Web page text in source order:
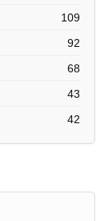
109
92
68
43
42